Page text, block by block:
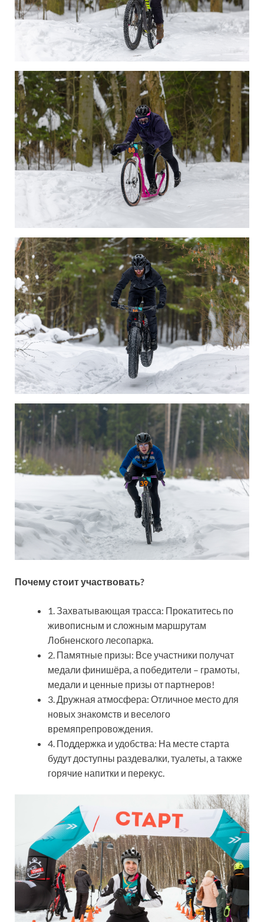
Почему стоит участвовать?
1. Захватывающая трасса: Прокатитесь по
живописным и сложным маршрутам
Лобненского лесопарка.
2. Памятные призы: Все участники получат
медали финишёра, а победители – грамоты,
медали и ценные призы от партнеров!
3. Дружная атмосфера: Отличное место для
новых знакомств и веселого
времяпрепровождения.
4. Поддержка и удобства: На месте старта
будут доступны раздевалки, туалеты, а также
горячие напитки и перекус.